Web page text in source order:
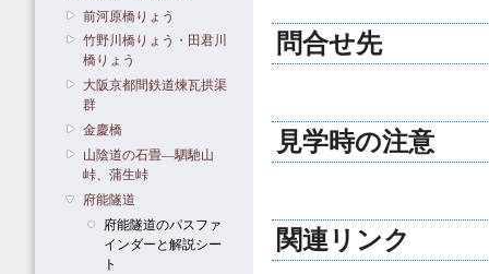
前河原橋りょう
竹野川橋りょう・田君川
橋りょう
大阪京都間鉄道煉瓦拱渠
群
金慶橋
山陰道の石畳―駟馳山
峠、蒲生峠
府能隧道
府能隧道のパスファ
インダーと解説シー
ト
問合せ先
見学時の注意
関連リンク